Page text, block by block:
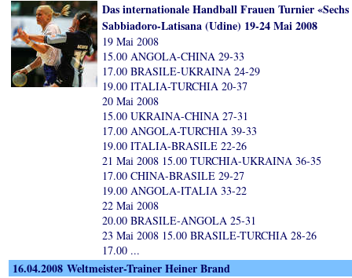
Das internationale Handball Frauen Turnier
Sabbiadoro-Latisana (Udine) 19-24 Mai 2008
19 Mai 2008
15.00 ANGOLA-CHINA 29-33
17.00 BRASILE-UKRAINA 24-29
19.00 ITALIA-TURCHIA 20-37
20 Mai 2008
15.00 UKRAINA-CHINA 27-31
17.00 ANGOLA-TURCHIA 39-33
19.00 ITALIA-BRASILE 22-26
21 Mai 2008 15.00 TURCHIA-UKRAINA 36-35
17.00 CHINA-BRASILE 29-27
19.00 ANGOLA-ITALIA 33-22
22 Mai 2008
20.00 BRASILE-ANGOLA 25-31
23 Mai 2008 15.00 BRASILE-TURCHIA 28-26
17.00 ...
16.04.2008 Weltmeister-Trainer Heiner Brand